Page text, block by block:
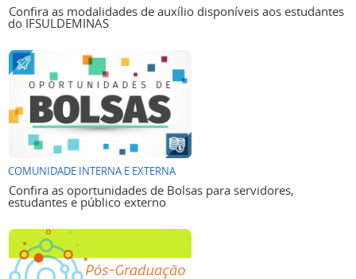
Confira as modalidades de auxílio disponíveis aos estudantes
do IFSULDEMINAS
COMUNIDADE INTERNA E EXTERNA
Confira as oportunidades de Bolsas para servidores,
estudantes e público externo